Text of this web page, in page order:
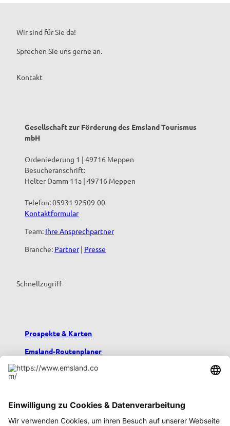
Wir sind für Sie da!
Sprechen Sie uns gerne an.
Kontakt
Gesellschaft zur Förderung des Emsland Tourismus
mbH
Ordeniederung 1 | 49716 Meppen
Besucheranschrift:
Helter Damm 11a | 49716 Meppen
Telefon: 05931 92509-00
Kontaktformular
Team: Ihre Ansprechpartner
Branche: Partner| Presse
Schnellzugriff
Prospekte & Karten
Emsland-Routenplaner
Emsland-Blog
Urlaub mit Kindern
Podcast emsland.entspannt